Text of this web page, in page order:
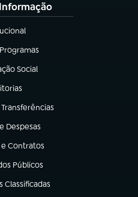
nova aba)
nova aba)
Social
nova aba)
em nova aba)
aba)
Despesas
aba)
Contratos
aba)
Públicos
aba)
Classificadas
aba)